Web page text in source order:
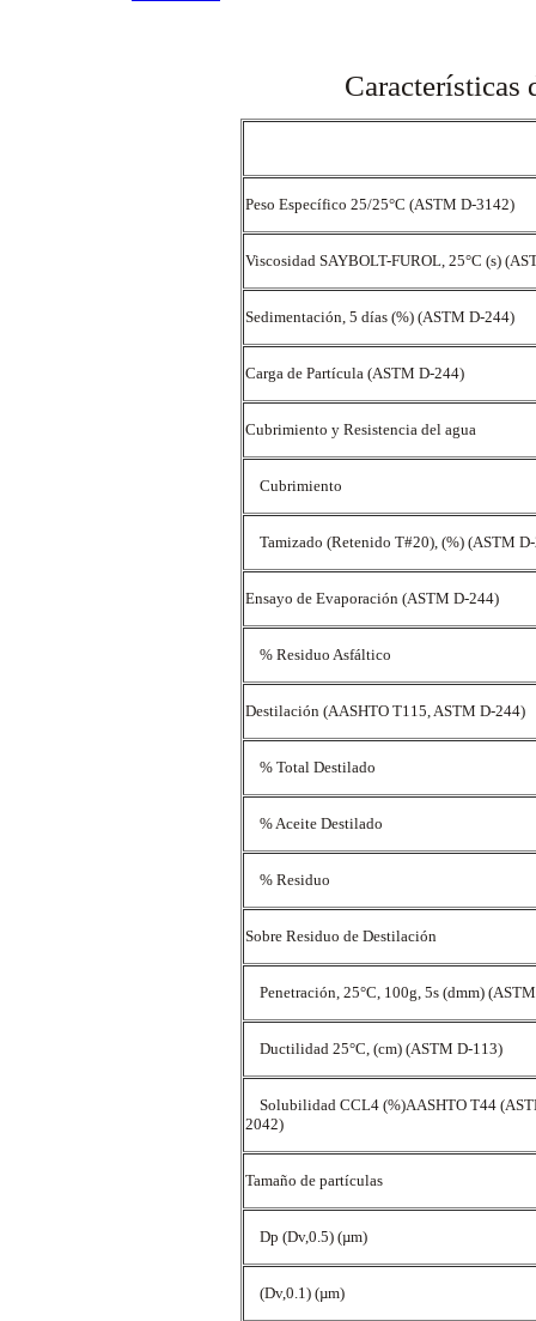
Peso Específico 25/25°C (ASTM D-3142)
Viscosidad SAYBOLT-FUROL, 25°C (s)
Sedimentación, 5 días (%) (ASTM D-244)
Carga de Partícula (ASTM D-244)
Cubrimiento y Resistencia del agua
Cubrimiento
Tamizado (Retenido T#20), (%) (ASTM
Ensayo de Evaporación (ASTM D-244)
% Residuo Asfáltico
Destilación (AASHTO T115, ASTM D-244)
% Total Destilado
% Aceite Destilado
% Residuo
Sobre Residuo de Destilación
Penetración, 25°C, 100g, 5s (dmm)
Ductilidad 25°C, (cm) (ASTM D-113)
Solubilidad CCL4 (%)AASHTO T44
2042)
Tamaño de partículas
Dp (Dv,0.5) (µm)
(Dv,0.1) (µm)